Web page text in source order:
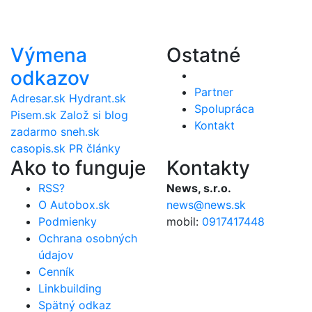
Výmena
odkazov
Adresar.sk Hydrant.sk
Pisem.sk Založ si blog
zadarmo sneh.sk
casopis.sk PR články
Ostatné
Partner
Spolupráca
Kontakt
Ako to funguje
RSS?
O Autobox.sk
Podmienky
Ochrana osobných
údajov
Cenník
Linkbuilding
Spätný odkaz
Kontakty
News, s.r.o.
news@news.sk
mobil: 0917417448